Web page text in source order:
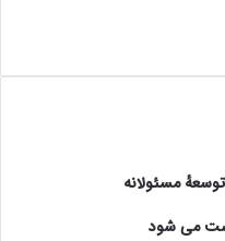
مسئولانه
می شود